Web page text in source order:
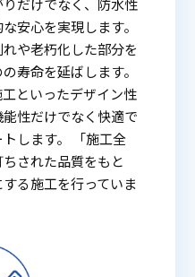
安心を実現します。
や老朽化した部分を
寿命を延ばします。
といったデザイン性
性だけでなく快適で
します。 「施工全
された品質をもと
る施工を行っていま